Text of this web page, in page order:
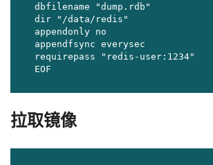
dbfilename "dump.rdb"
dir "/data/redis"
appendonly no
appendfsync everysec
requirepass "redis-user:1234"
EOF
拉取镜像